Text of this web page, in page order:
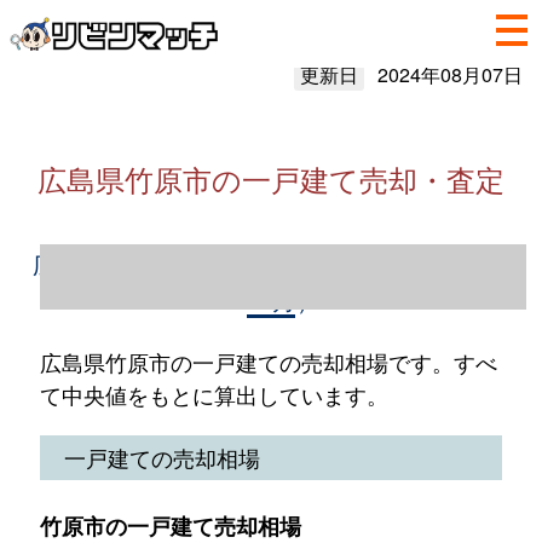
更新日 2024年08月07日
広島県竹原市の一戸建て売却・査定
広島県竹原市の一戸建て売却情報（2023年1
広島県竹原市の一戸建ての売却相場です。すべ
て中央値をもとに算出しています。
一戸建ての売却相場
竹原市の一戸建て売却相場